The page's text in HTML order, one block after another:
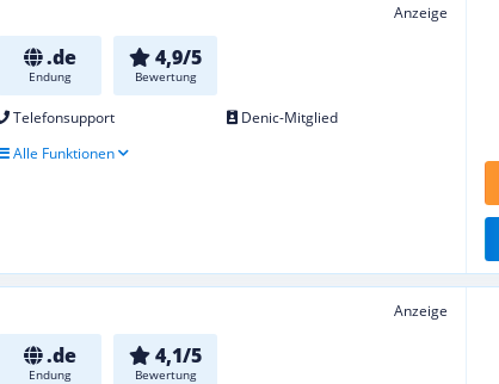
Anzeige
.de
Endung
4,9/5
Bewertung
Telefonsupport
Denic-Mitglied
Alle Funktionen
Anzeige
.de
Endung
4,1/5
Bewertung